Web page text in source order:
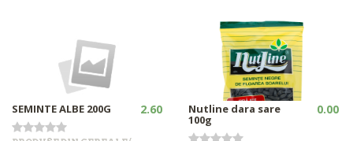
SEMINTE ALBE 200G 2.60 Nutline dara sare
100g
0.00